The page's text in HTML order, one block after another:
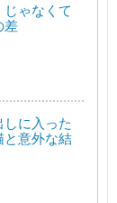
ゃなくて
差
に入った
と意外な結